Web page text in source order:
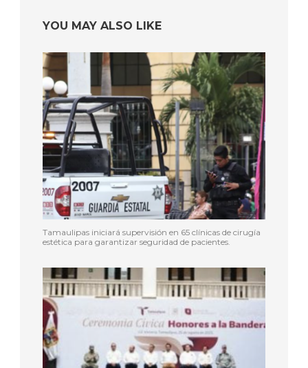
YOU MAY ALSO LIKE
Tamaulipas iniciará supervisión en 65 clínicas de cirugía
estética para garantizar seguridad de pacientes.